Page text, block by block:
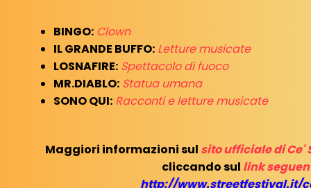
BINGO: Clown
IL GRANDE BUFFO: Letture musicate
LOSNAFIRE: Spettacolo di fuoco
MR.DIABLO: Statua umana
SONO QUI: Racconti e letture musicate
Maggiori informazioni sul sito ufficiale di Ce'
cliccando sul link
http://www.streetfestival.it/